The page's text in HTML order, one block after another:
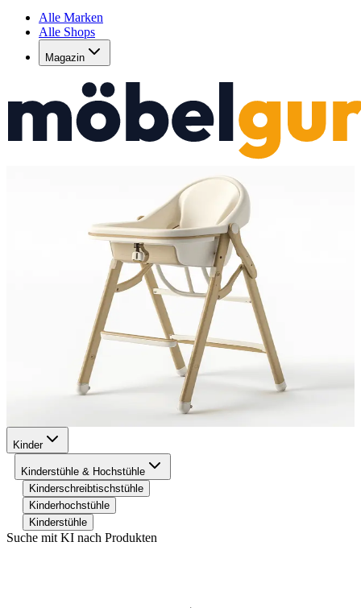
Alle Marken
Alle Shops
Magazin
Kinder
Kinderstühle & Hochstühle
Kinderschreibtischstühle
Kinderhochstühle
Kinderstühle
Suche mit KI nach Produkten